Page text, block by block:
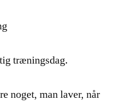
træningsdag.
noget, man laver, når